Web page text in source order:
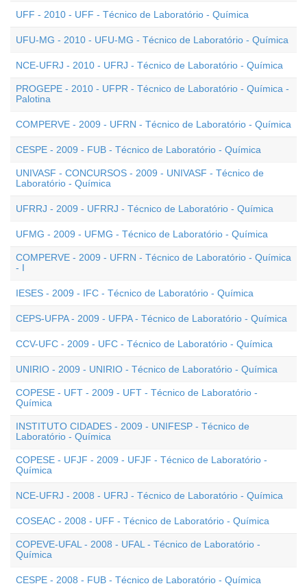
UFF - 2010 - UFF - Técnico de Laboratório - Química
UFU-MG - 2010 - UFU-MG - Técnico de Laboratório - Química
NCE-UFRJ - 2010 - UFRJ - Técnico de Laboratório - Química
PROGEPE - 2010 - UFPR - Técnico de Laboratório - Química -
Palotina
COMPERVE - 2009 - UFRN - Técnico de Laboratório - Química
CESPE - 2009 - FUB - Técnico de Laboratório - Química
UNIVASF - CONCURSOS - 2009 - UNIVASF - Técnico de
Laboratório - Química
UFRRJ - 2009 - UFRRJ - Técnico de Laboratório - Química
UFMG - 2009 - UFMG - Técnico de Laboratório - Química
COMPERVE - 2009 - UFRN - Técnico de Laboratório - Química
- I
IESES - 2009 - IFC - Técnico de Laboratório - Química
CEPS-UFPA - 2009 - UFPA - Técnico de Laboratório - Química
CCV-UFC - 2009 - UFC - Técnico de Laboratório - Química
UNIRIO - 2009 - UNIRIO - Técnico de Laboratório - Química
COPESE - UFT - 2009 - UFT - Técnico de Laboratório -
Química
INSTITUTO CIDADES - 2009 - UNIFESP - Técnico de
Laboratório - Química
COPESE - UFJF - 2009 - UFJF - Técnico de Laboratório -
Química
NCE-UFRJ - 2008 - UFRJ - Técnico de Laboratório - Química
COSEAC - 2008 - UFF - Técnico de Laboratório - Química
COPEVE-UFAL - 2008 - UFAL - Técnico de Laboratório -
Química
CESPE - 2008 - FUB - Técnico de Laboratório - Química